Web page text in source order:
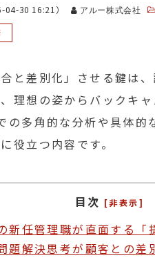
04-30 16:21 ） アルー株式会社
と差別化」させる鍵は
理想の姿からバックキ
の多角的な分析や具体的
役立つ内容です。
目次 [非表示]
新任管理職が直面する「
題解決思考が顧客との差